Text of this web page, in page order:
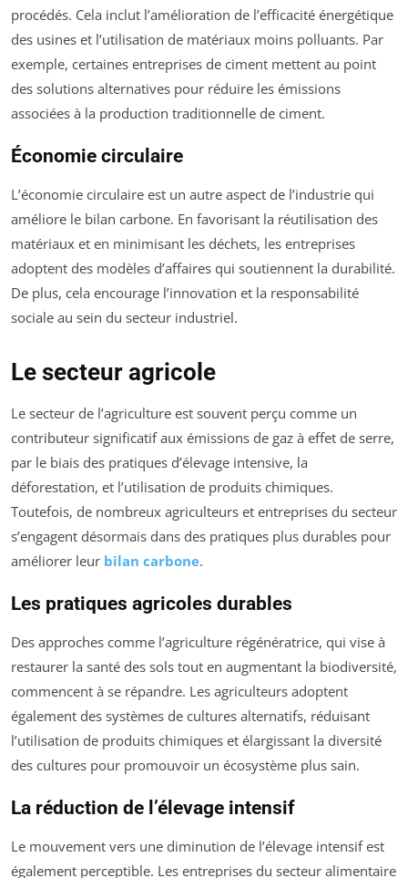
procédés. Cela inclut l’amélioration de l’efficacité énergétique
des usines et l’utilisation de matériaux moins polluants. Par
exemple, certaines entreprises de ciment mettent au point
des solutions alternatives pour réduire les émissions
associées à la production traditionnelle de ciment.
Économie circulaire
L’économie circulaire est un autre aspect de l’industrie qui
améliore le bilan carbone. En favorisant la réutilisation des
matériaux et en minimisant les déchets, les entreprises
adoptent des modèles d’affaires qui soutiennent la durabilité.
De plus, cela encourage l’innovation et la responsabilité
sociale au sein du secteur industriel.
Le secteur agricole
Le secteur de l’agriculture est souvent perçu comme un
contributeur significatif aux émissions de gaz à effet de serre,
par le biais des pratiques d’élevage intensive, la
déforestation, et l’utilisation de produits chimiques.
Toutefois, de nombreux agriculteurs et entreprises du secteur
s’engagent désormais dans des pratiques plus durables pour
améliorer leur bilan carbone.
Les pratiques agricoles durables
Des approches comme l’agriculture régénératrice, qui vise à
restaurer la santé des sols tout en augmentant la biodiversité,
commencent à se répandre. Les agriculteurs adoptent
également des systèmes de cultures alternatifs, réduisant
l’utilisation de produits chimiques et élargissant la diversité
des cultures pour promouvoir un écosystème plus sain.
La réduction de l’élevage intensif
Le mouvement vers une diminution de l’élevage intensif est
également perceptible. Les entreprises du secteur alimentaire